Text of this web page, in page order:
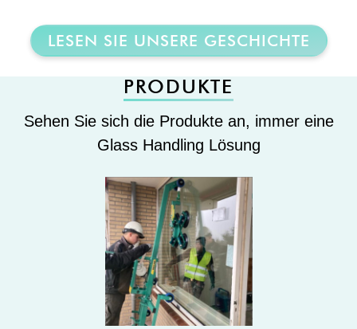
LESEN SIE UNSERE GESCHICHTE
PRODUKTE
Sehen Sie sich die Produkte an, immer eine
Glass Handling Lösung